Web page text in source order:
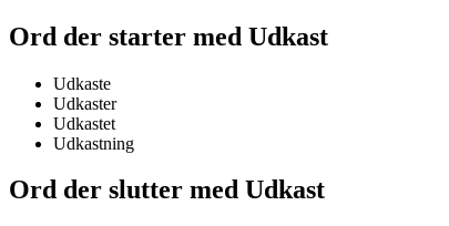
Ord der starter med Udkast
Udkaste
Udkaster
Udkastet
Udkastning
Ord der slutter med Udkast